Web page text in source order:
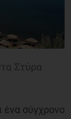
Στύρα
ένα σύγχρονο